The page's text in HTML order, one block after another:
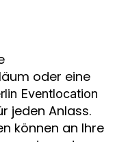
oder eine
Eventlocation
jeden Anlass.
können an Ihre